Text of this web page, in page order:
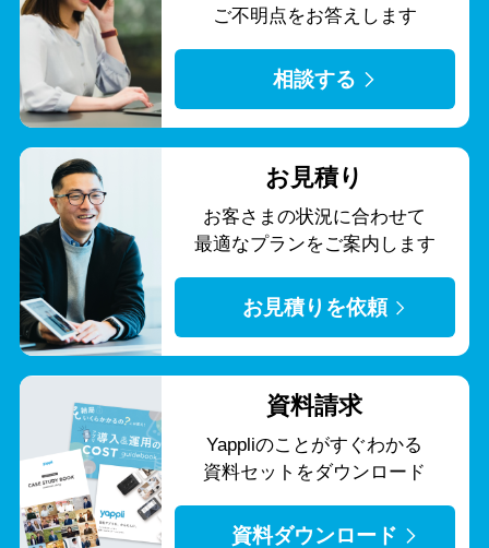
ご不明点をお答えします
相談する
お見積り
お客さまの状況に合わせて
最適なプランをご案内します
お見積りを依頼
資料請求
Yappliのことがすぐわかる
資料セットをダウンロード
資料ダウンロード